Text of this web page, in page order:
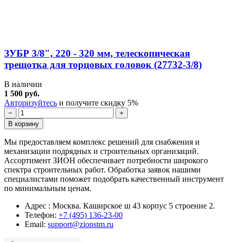
ЗУБР 3/8″, 220 - 320 мм, телескопическая
трещотка для торцовых головок (27732-3/8)
В наличии
1 500 руб.
Авторизуйтесь и получите скидку 5%
−
+
В корзину
Мы предоставляем комплекс решений для снабжения и
механизации подрядных и строительных организаций.
Ассортимент ЗИОН обеспечивает потребности широкого
спектра строительных работ. Обработка заявок нашими
специалистами поможет подобрать качественный инструмент
по минимальным ценам.
Адрес : Москва. Каширское ш 43 корпус 5 строение 2.
Телефон: +7 (495) 136-23-00
Email: support@zionstm.ru